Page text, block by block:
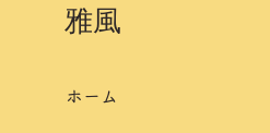
ホーム
​雅風